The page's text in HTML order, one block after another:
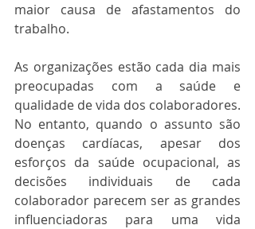
maior causa de afastamentos do
trabalho.
As organizações estão cada dia mais
preocupadas com a saúde e
qualidade de vida dos colaboradores.
No entanto, quando o assunto são
doenças cardíacas, apesar dos
esforços da saúde ocupacional, as
decisões individuais de cada
colaborador parecem ser as grandes
influenciadoras para uma vida